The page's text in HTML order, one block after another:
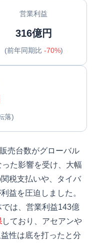
営業利益
316億円
(前年同期比 -70%)
落)
売台数がグローバル
た影響を受け、大幅
税支払いや、タイバ
益を圧迫しました。
は、営業利益143億
しており、アセアンや
性は底を打ったと分